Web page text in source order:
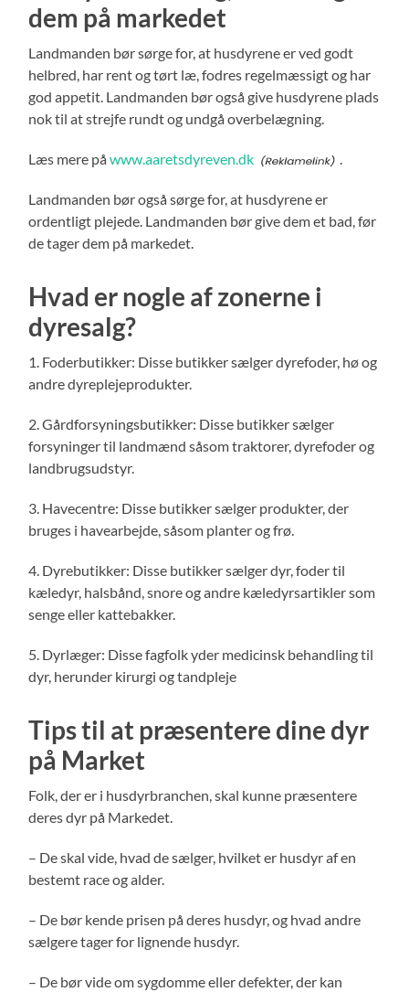
dem på markedet
Landmanden bør sørge for, at husdyrene er ved godt
helbred, har rent og tørt læ, fodres regelmæssigt og har
god appetit. Landmanden bør også give husdyrene plads
nok til at strejfe rundt og undgå overbelægning.
Læs mere påwww.aaretsdyreven.dk .
Landmanden bør også sørge for, at husdyrene er
ordentligt plejede. Landmanden bør give dem et bad, før
de tager dem på markedet.
Hvad er nogle af zonerne i
dyresalg?
1. Foderbutikker: Disse butikker sælger dyrefoder, hø og
andre dyreplejeprodukter.
2. Gårdforsyningsbutikker: Disse butikker sælger
forsyninger til landmænd såsom traktorer, dyrefoder og
landbrugsudstyr.
3. Havecentre: Disse butikker sælger produkter, der
bruges i havearbejde, såsom planter og frø.
4. Dyrebutikker: Disse butikker sælger dyr, foder til
kæledyr, halsbånd, snore og andre kæledyrsartikler som
senge eller kattebakker.
5. Dyrlæger: Disse fagfolk yder medicinsk behandling til
dyr, herunder kirurgi og tandpleje
Tips til at præsentere dine dyr
på Market
Folk, der er i husdyrbranchen, skal kunne præsentere
deres dyr på Markedet.
– De skal vide, hvad de sælger, hvilket er husdyr af en
bestemt race og alder.
– De bør kende prisen på deres husdyr, og hvad andre
sælgere tager for lignende husdyr.
– De bør vide om sygdomme eller defekter, der kan